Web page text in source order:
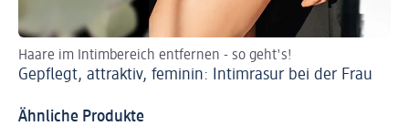
Haare im Intimbereich entfernen - so geht's!
Gepflegt, attraktiv, feminin: Intimrasur bei der Frau
Ähnliche Produkte